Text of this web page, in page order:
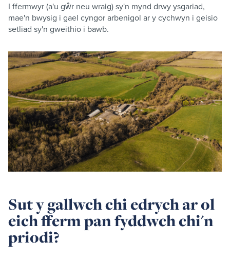
I ffermwyr (a'u gŵr neu wraig) sy'n mynd drwy ysgariad,
mae'n bwysig i gael cyngor arbenigol ar y cychwyn i geisio
setliad sy'n gweithio i bawb.
Sut y gallwch chi edrych ar ol
eich fferm pan fyddwch chi'n
priodi?